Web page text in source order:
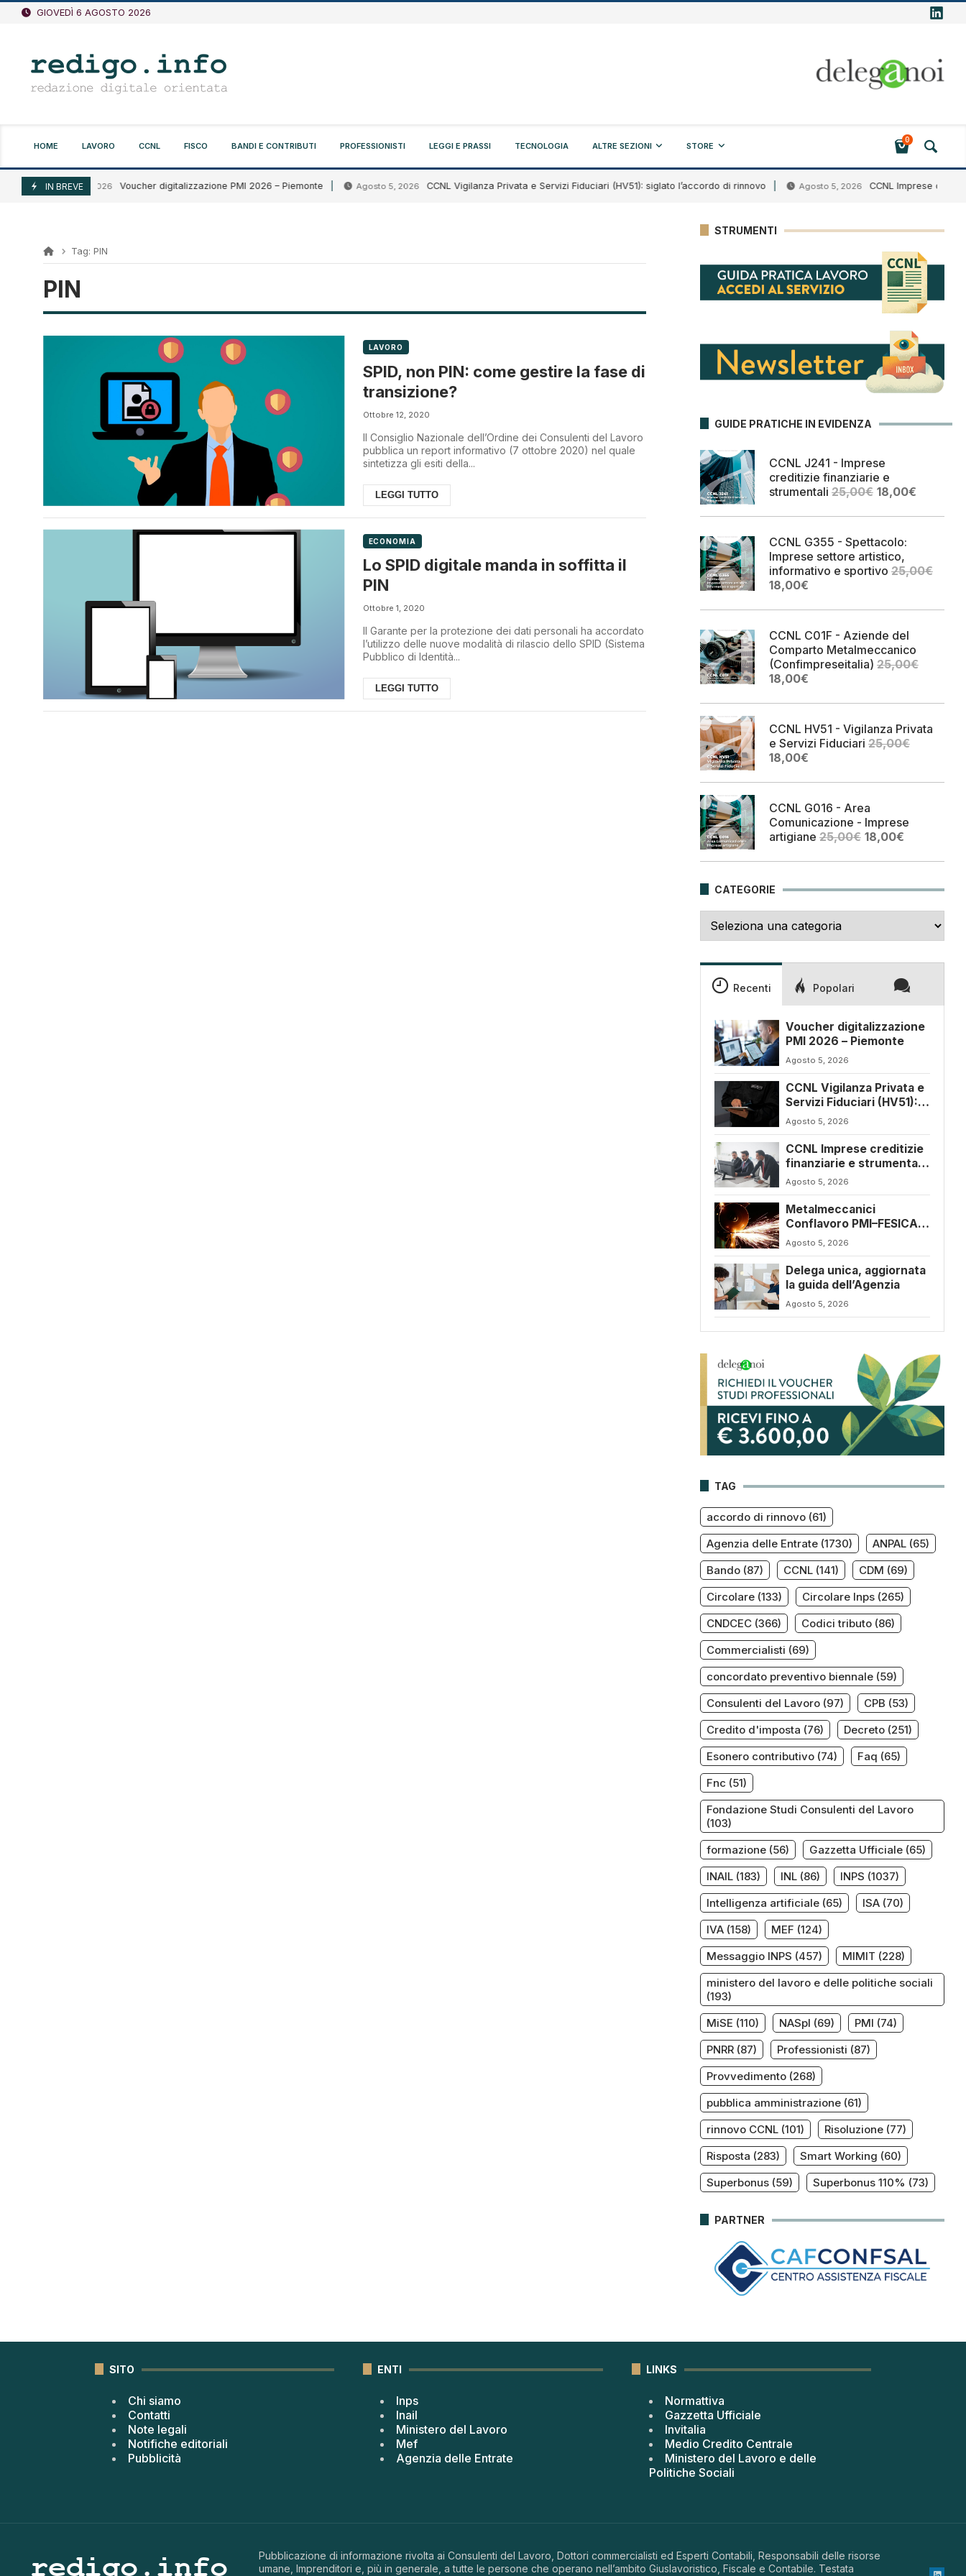
Vai
GIOVEDÌ 6 AGOSTO 2026
HOME LAVORO CCNL FISCO BANDI E CONTRIBUTI PROFESSIONISTI LEGGI E PRASSI TECNOLOGIA ALTRE SEZIONI STORE
0
IN BREVE
Agosto 5, 2026 Voucher digitalizzazione PMI 2026 – Piemonte Agosto 5, 2026 CCNL Vigilanza Privata e Servizi Fiduciari (HV51): siglato l’accordo di rinnovo Agosto 5, 2026 CCNL Imprese creditizie
Tag: PIN
PIN
LAVORO
SPID, non PIN: come gestire la fase di
transizione?
Ottobre 12, 2020
Il Consiglio Nazionale dell’Ordine dei Consulenti del Lavoro
pubblica un report informativo (7 ottobre 2020) nel quale
sintetizza gli esiti della...
LEGGI TUTTO
ECONOMIA
Lo SPID digitale manda in soffitta il
PIN
Ottobre 1, 2020
Il Garante per la protezione dei dati personali ha accordato
l’utilizzo delle nuove modalità di rilascio dello SPID (Sistema
Pubblico di Identità...
LEGGI TUTTO
STRUMENTI
GUIDE PRATICHE IN EVIDENZA
CCNL J241 - Imprese
creditizie finanziarie e
strumentali 25,00€ Il
originale
25,00€.
18,00€Il
attuale
CCNL G355 - Spettacolo:
Imprese settore artistico,
informativo e sportivo 25,00€
Il
originale
25,00€.
18,00€Il
attuale
18,00€.
CCNL C01F - Aziende del
Comparto Metalmeccanico
(Confimpreseitalia) 25,00€
Il
originale
25,00€.
18,00€Il
attuale
18,00€.
CCNL HV51 - Vigilanza Privata
e Servizi Fiduciari 25,00€
Il
originale
25,00€.
18,00€Il
attuale
18,00€.
CCNL G016 - Area
Comunicazione - Imprese
artigiane 25,00€ Il
originale
25,00€.
18,00€Il
attuale
18,00€.
CATEGORIE
Recenti Popolari
Voucher digitalizzazione
PMI 2026 – Piemonte
Agosto 5, 2026
CCNL Vigilanza Privata e
Servizi Fiduciari (HV51):
siglato l’accordo di
Agosto 5, 2026
CCNL Imprese creditizie
finanziarie e strumentali
(J241): ulteriore
sospensione dei termini
a dicembre 2026
Agosto 5, 2026
Metalmeccanici
Conflavoro PMI–FESICA
CONFSAL (C053),
rinnovato il CCNL 2026-
2029: rafforzate tutele e
flessibilità organizzativa
Agosto 5, 2026
Delega unica, aggiornata
la guida dell’Agenzia
Agosto 5, 2026
TAG
accordo di rinnovo(61)
Agenzia delle Entrate(1730) ANPAL(65)
Bando(87) CCNL(141) CDM (69)
Circolare(133) Circolare Inps(265)
CNDCEC(366) Codici tributo(86)
Commercialisti (69)
concordato preventivo biennale(59)
Consulenti del Lavoro(97) CPB (53)
Credito d'imposta (76) Decreto(251)
Esonero contributivo(74) Faq (65)
Fnc (51)
Fondazione Studi Consulenti del Lavoro
(103)
formazione(56) Gazzetta Ufficiale(65)
INAIL(183) INL(86) INPS (1037)
Intelligenza artificiale(65) ISA(70)
IVA(158) MEF (124)
Messaggio INPS (457) MIMIT (228)
ministero del lavoro e delle politiche sociali
(193)
MiSE (110) NASpI (69) PMI (74)
PNRR(87) Professionisti (87)
Provvedimento(268)
pubblica amministrazione(61)
rinnovo CCNL(101) Risoluzione(77)
Risposta (283) Smart Working (60)
Superbonus(59) Superbonus 110% (73)
PARTNER
SITO
Chi siamo
Contatti
Note legali
Notifiche editoriali
Pubblicità
ENTI
Inps
Inail
Ministero del Lavoro
Mef
Agenzia delle Entrate
LINKS
Normattiva
Gazzetta Ufficiale
Invitalia
Medio Credito Centrale
Ministero del Lavoro e delle
Politiche Sociali
Pubblicazione di informazione rivolta ai Consulenti del Lavoro, Dottori commercialisti ed Esperti Contabili, Responsabili delle risorse
umane, Imprenditori e, più in generale, a tutte le persone che operano nell’ambito Giuslavoristico, Fiscale e Contabile. Testata